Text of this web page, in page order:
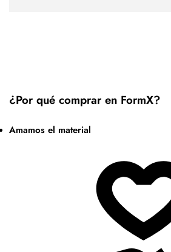
¿Por qué comprar en FormX?
Amamos el material